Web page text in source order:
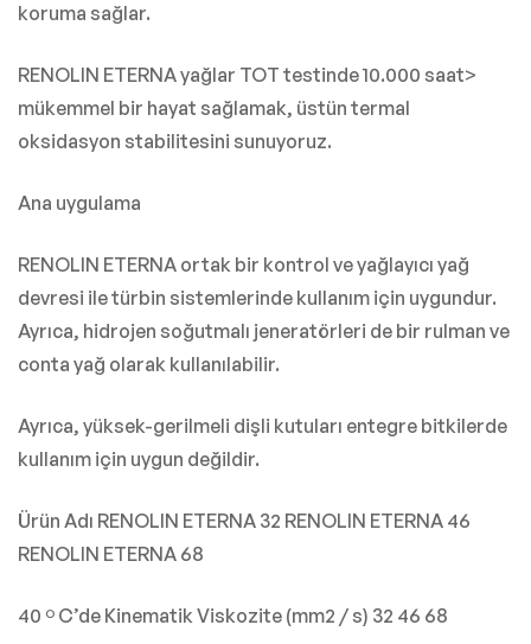
koruma sağlar.
RENOLIN ETERNA yağlar TOT testinde 10.000 saat>
mükemmel bir hayat sağlamak, üstün termal
oksidasyon stabilitesini sunuyoruz.
Ana uygulama
RENOLIN ETERNA ortak bir kontrol ve yağlayıcı yağ
devresi ile türbin sistemlerinde kullanım için uygundur.
Ayrıca, hidrojen soğutmalı jeneratörleri de bir rulman ve
conta yağ olarak kullanılabilir.
Ayrıca, yüksek-gerilmeli dişli kutuları entegre bitkilerde
kullanım için uygun değildir.
Ürün Adı RENOLIN ETERNA 32 RENOLIN ETERNA 46
RENOLIN ETERNA 68
40 º C’de Kinematik Viskozite (mm2 / s) 32 46 68